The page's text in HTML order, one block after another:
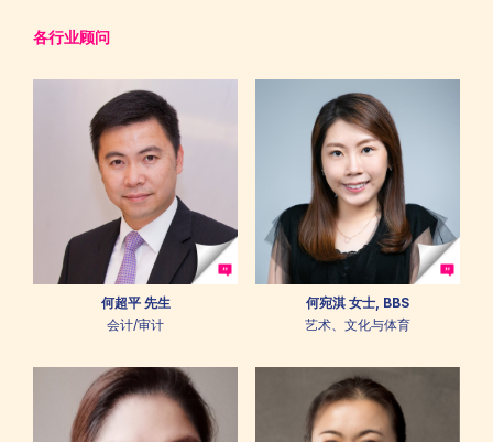
各行业顾问
何超平 先生
会计/审计
何宛淇 女士, BBS
艺术、文化与体育